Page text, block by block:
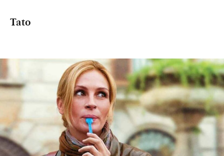
Tato